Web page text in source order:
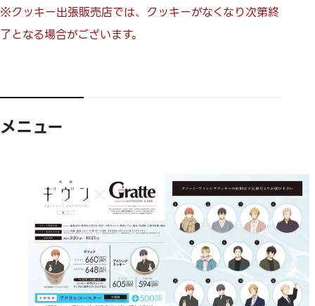
※クッキー出張販売店では、クッキーがなくなり次第終
了となる場合がございます。
メニュー